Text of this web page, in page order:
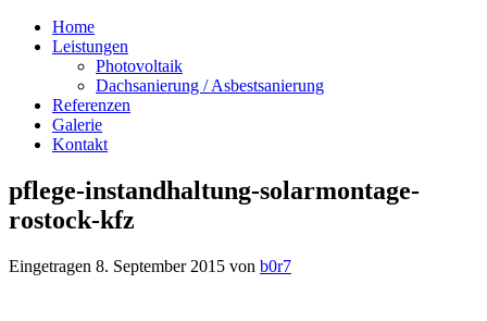
Home
Leistungen
Photovoltaik
Dachsanierung / Asbestsanierung
Referenzen
Galerie
Kontakt
pflege-instandhaltung-solarmontage-
rostock-kfz
Eingetragen 8. September 2015 von b0r7